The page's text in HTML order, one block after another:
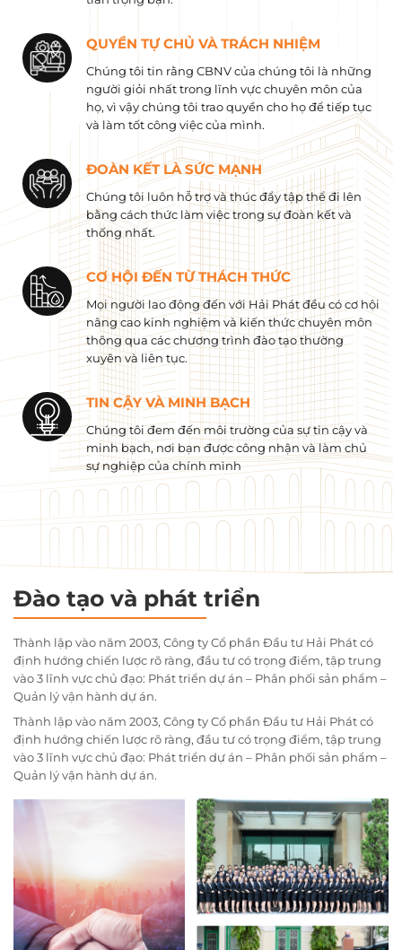
QUYỀN TỰ CHỦ VÀ TRÁCH NHIỆM
Chúng tôi tin rằng CBNV của chúng tôi là những
người giỏi nhất trong lĩnh vực chuyên môn của
họ, vì vậy chúng tôi trao quyền cho họ để tiếp tục
và làm tốt công việc của mình.
ĐOÀN KẾT LÀ SỨC MẠNH
Chúng tôi luôn hỗ trợ và thúc đẩy tập thể đi lên
bằng cách thức làm việc trong sự đoàn kết và
thống nhất.
CƠ HỘI ĐẾN TỪ THÁCH THỨC
Mọi người lao động đến với Hải Phát đều có cơ hội
nâng cao kinh nghiệm và kiến ​​thức chuyên môn
thông qua các chương trình đào tạo thường
xuyên và liên tục.
TIN CẬY VÀ MINH BẠCH
Chúng tôi đem đến môi trường của sự tin cậy và
minh bạch, nơi bạn được công nhận và làm chủ
sự nghiệp của chính mình
Đào tạo và phát triển
Thành lập vào năm 2003, Công ty Cổ phần Đầu tư Hải Phát có
định hướng chiến lược rõ ràng, đầu tư có trọng điểm, tập trung
vào 3 lĩnh vực chủ đạo: Phát triển dự án – Phân phối sản phẩm –
Quản lý vận hành dự án.
Thành lập vào năm 2003, Công ty Cổ phần Đầu tư Hải Phát có
định hướng chiến lược rõ ràng, đầu tư có trọng điểm, tập trung
vào 3 lĩnh vực chủ đạo: Phát triển dự án – Phân phối sản phẩm –
Quản lý vận hành dự án.